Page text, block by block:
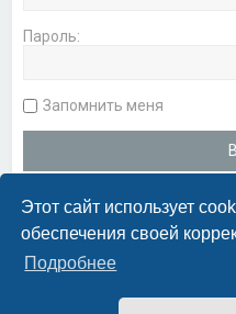
Этот сайт использует
обеспечения своей
Подробнее
Пароль:
Запомнить меня